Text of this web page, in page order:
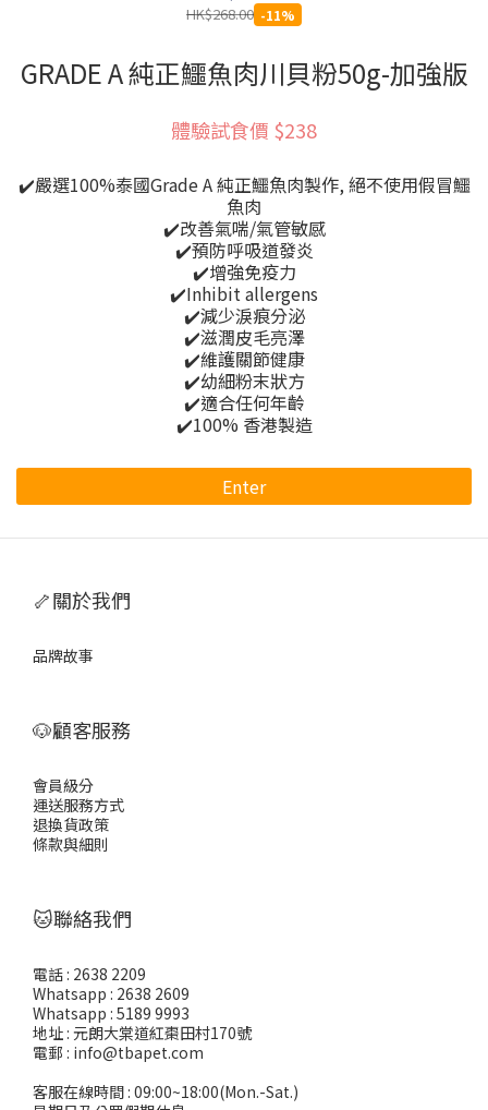
HK$268.00 -11%
GRADE A 純正鱷魚肉川貝粉50g-加強版
體驗試食價 $238
✔️嚴選100%泰國Grade A 純正鱷魚肉製作, 絕不使用假冒鱷
魚肉
✔️改善氣喘/氣管敏感
✔️預防呼吸道發炎
✔️增強免疫力
✔️Inhibit allergens
✔️減少淚痕分泌
✔️滋潤皮毛亮澤
✔️維護關節健康
✔️幼細粉末狀方
✔️適合任何年齡
✔️100% 香港製造
Enter
🦴關於我們
品牌故事
🐶顧客服務
會員級分
運送服務方式
退換貨政策
條款與細則
🐱聯絡我們
電話 : 2638 2209
Whatsapp : 2638 2609
Whatsapp : 5189 9993
地址 : 元朗大棠道紅棗田村170號
電郵 : info@tbapet.com
客服在線時間 : 09:00~18:00(Mon.-Sat.)